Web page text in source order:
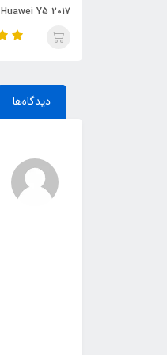
Huawei Y5 2017
دیدگاه‌ها